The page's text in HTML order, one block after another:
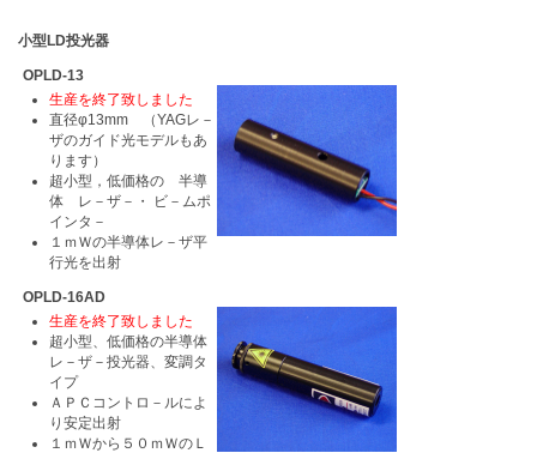
小型LD投光器
OPLD-13
生産を終了致しました
直径φ13mm （YAGレ－
ザのガイド光モデルもあ
ります）
超小型，低価格の 半導
体 レ－ザ－・ ビ－ムポ
インタ－
１ｍＷの半導体レ－ザ平
行光を出射
OPLD-16AD
生産を終了致しました
超小型、低価格の半導体
レ－ザ－投光器、変調タ
イプ
ＡＰＣコントロ－ルによ
り安定出射
１ｍＷから５０ｍＷのＬ